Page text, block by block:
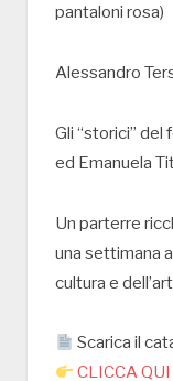
pantaloni rosa)
Alessandro
Gli “storici” del
ed Emanuela
Un parterre
una settimana
cultura e
Scarica il
CLICCA